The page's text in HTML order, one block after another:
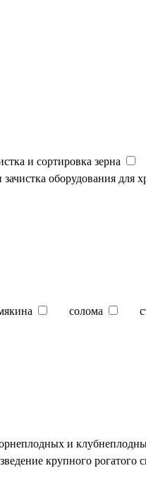
и сортировка зерна
оборудования для
солома
и
крупного рогатого